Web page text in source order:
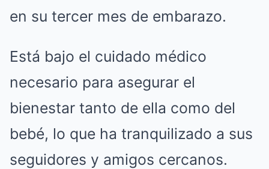
en su tercer mes de embarazo.
Está bajo el cuidado médico
necesario para asegurar el
bienestar tanto de ella como del
bebé, lo que ha tranquilizado a sus
seguidores y amigos cercanos.